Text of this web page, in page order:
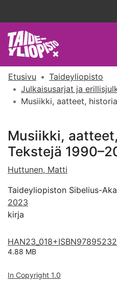
Etusivu
Taideyliopisto
Julkaisusarjat ja
Musiikki,
Tekstejä
Huttunen, Matti
Taideyliopiston Sibelius-
2023
kirja
4.88 MB
In Copyright 1.0